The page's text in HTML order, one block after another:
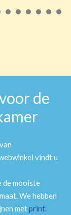
de
vindt u
de mooiste
We hebben
metprint.